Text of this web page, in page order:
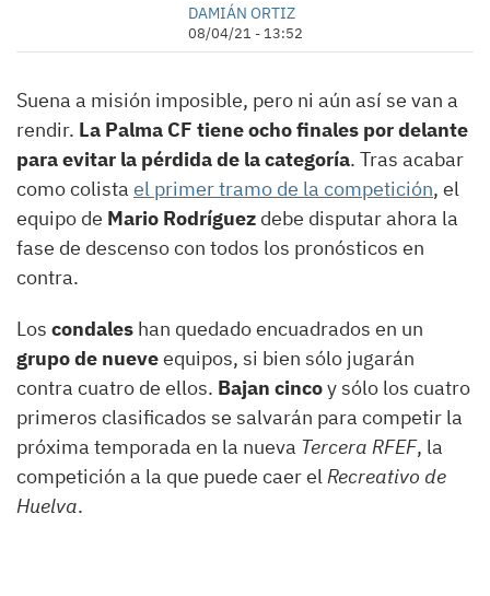
DAMIÁN ORTIZ
08/04/21 - 13:52
Suena a misión imposible, pero ni aún así se van a
rendir. La Palma CF tiene ocho finales por delante
para evitar la pérdida de la categoría. Tras acabar
como colista el primer tramo de la competición, el
equipo de Mario Rodríguez debe disputar ahora la
fase de descenso con todos los pronósticos en
contra.
Los condales han quedado encuadrados en un
grupo de nueveequipos, si bien sólo jugarán
contra cuatro de ellos. Bajan cincoy sólo los cuatro
primeros clasificados se salvarán para competir la
próxima temporada en la nueva Tercera RFEF, la
competición a la que puede caer elRecreativo de
Huelva.